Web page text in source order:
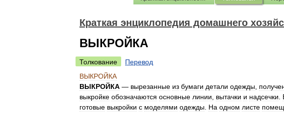
Краткая энциклопедия домашнего
ВЫКРОЙКА
Толкование
Перевод
ВЫКРОЙКА
ВЫКРОЙКА — вырезанные из бумаги детали одежды
выкройке обозначаются основные линии вытачки и надсечки
готовые выкройки с моделями одежды На одном листе